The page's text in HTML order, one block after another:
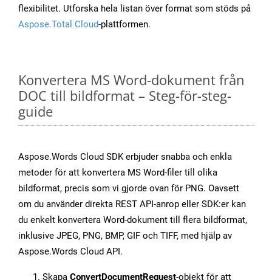
flexibilitet. Utforska hela listan över format som stöds på
Aspose.Total Cloud-plattformen.
Konvertera MS Word-dokument från
DOC till bildformat – Steg-för-steg-
guide
Aspose.Words Cloud SDK erbjuder snabba och enkla
metoder för att konvertera MS Word-filer till olika
bildformat, precis som vi gjorde ovan för PNG. Oavsett
om du använder direkta REST API-anrop eller SDK:er kan
du enkelt konvertera Word-dokument till flera bildformat,
inklusive JPEG, PNG, BMP, GIF och TIFF, med hjälp av
Aspose.Words Cloud API.
Skapa ConvertDocumentRequest-objekt för att